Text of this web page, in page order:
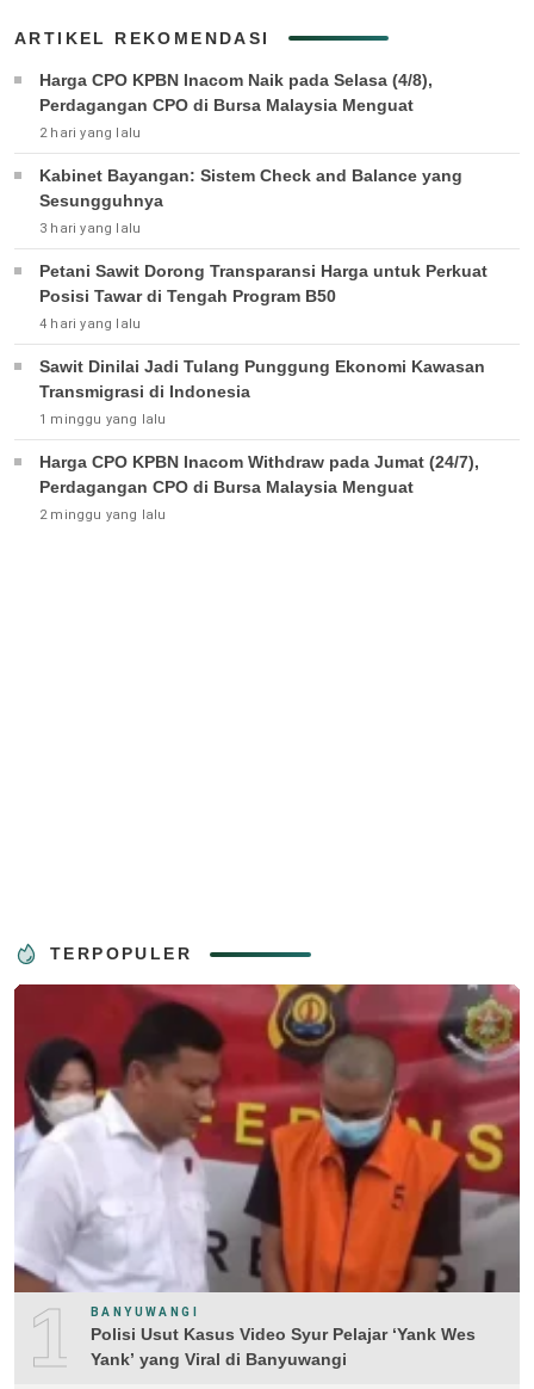
ARTIKEL REKOMENDASI
Harga CPO KPBN Inacom Naik pada Selasa (4/8),
Perdagangan CPO di Bursa Malaysia Menguat
2 hari yang lalu
Kabinet Bayangan: Sistem Check and Balance yang
Sesungguhnya
3 hari yang lalu
Petani Sawit Dorong Transparansi Harga untuk Perkuat
Posisi Tawar di Tengah Program B50
4 hari yang lalu
Sawit Dinilai Jadi Tulang Punggung Ekonomi Kawasan
Transmigrasi di Indonesia
1 minggu yang lalu
Harga CPO KPBN Inacom Withdraw pada Jumat (24/7),
Perdagangan CPO di Bursa Malaysia Menguat
2 minggu yang lalu
TERPOPULER
1 BANYUWANGI
Polisi Usut Kasus Video Syur Pelajar ‘Yank Wes
Yank’ yang Viral di Banyuwangi